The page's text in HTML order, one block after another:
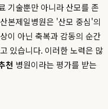
기술뿐만 아니라 산모를 존
본제일병원은 '산모 중심'의
이 아닌 축복과 감동의 순간
있습니다. 이러한 노력은 많
천 병원이라는 평가를 받는